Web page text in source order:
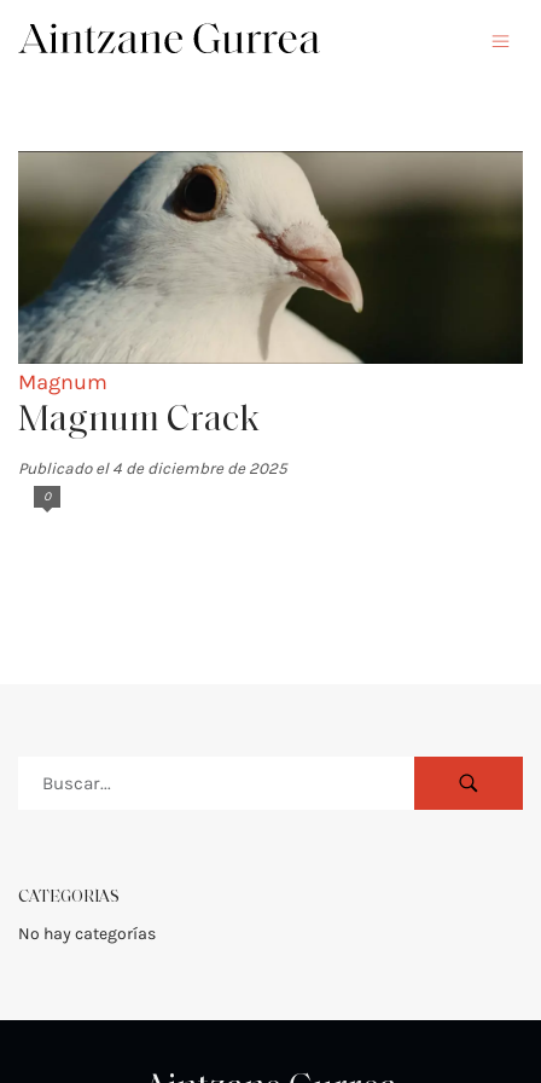
Magnum
Magnum Crack
Publicado el 4 de diciembre de 2025
0
CATEGORÍAS
No hay categorías